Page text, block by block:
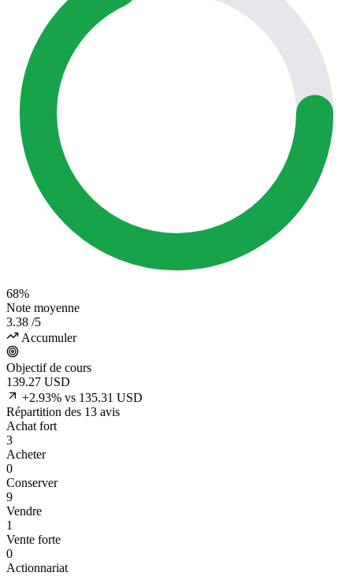
68%
Note moyenne
3.38 /5
Accumuler
Objectif de cours
139.27 USD
+2.93% vs 135.31 USD
Répartition des 13 avis
Achat fort
3
Acheter
0
Conserver
9
Vendre
1
Vente forte
0
Actionnariat